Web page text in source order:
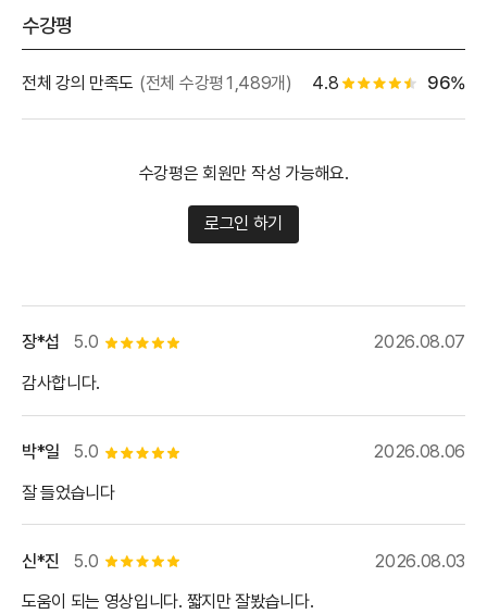
수강평
전체 강의 만족도 (전체 수강평1,489개) 4.8 별점 4.5개 별점 백
96%
수강평은 회원만 작성 가능해요.
로그인 하기
5.0 별점 5개
장*섭
2026.08.07
감사합니다.
5.0 별점 5개
박*일
2026.08.06
잘 들었습니다
5.0 별점 5개
신*진
2026.08.03
도움이 되는 영상입니다. 짧지만 잘봤습니다.